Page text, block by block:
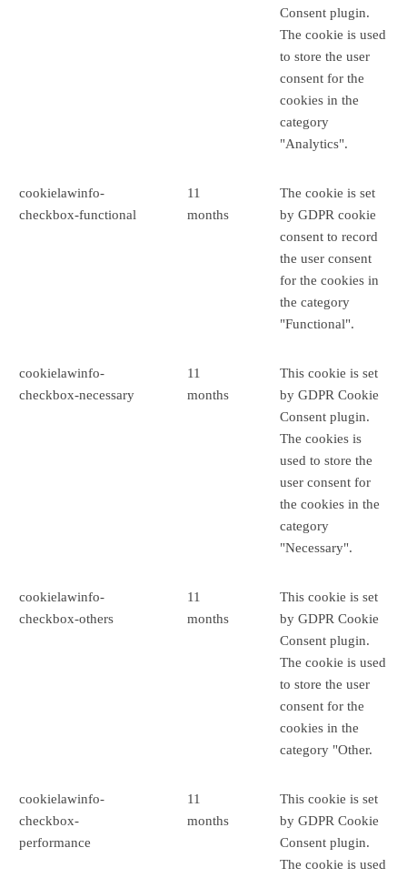
Consent plugin.
The cookie is used
to store the user
consent for the
cookies in the
category
"Analytics".
cookielawinfo-
checkbox-functional
11
months
The cookie is set
by GDPR cookie
consent to record
the user consent
for the cookies in
the category
"Functional".
cookielawinfo-
checkbox-necessary
11
months
This cookie is set
by GDPR Cookie
Consent plugin.
The cookies is
used to store the
user consent for
the cookies in the
category
"Necessary".
cookielawinfo-
checkbox-others
11
months
This cookie is set
by GDPR Cookie
Consent plugin.
The cookie is used
to store the user
consent for the
cookies in the
category "Other.
cookielawinfo-
checkbox-
performance
11
months
This cookie is set
by GDPR Cookie
Consent plugin.
The cookie is used